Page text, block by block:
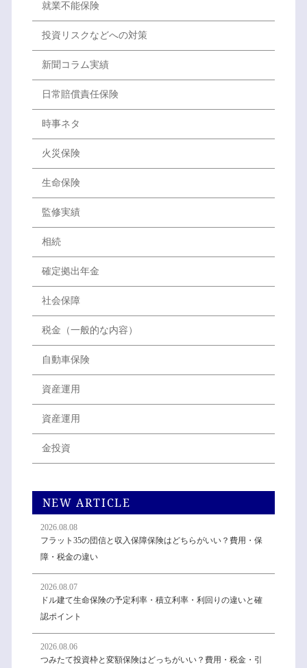
就業不能保険
投資リスクなどへの対策
新聞コラム実績
日常賠償責任保険
時事ネタ
火災保険
生命保険
監修実績
相続
確定拠出年金
社会保障
税金（一般的な内容）
自動車保険
資産運用
資産運用
金投資
NEW ARTICLE
2026.08.08
フラット35の団信と収入保障保険はどちらがいい？費用・保
障・税金の違い
2026.08.07
ドル建て生命保険の予定利率・積立利率・利回りの違いと確
認ポイント
2026.08.06
つみたて投資枠と変額保険はどっちがいい？費用・税金・引